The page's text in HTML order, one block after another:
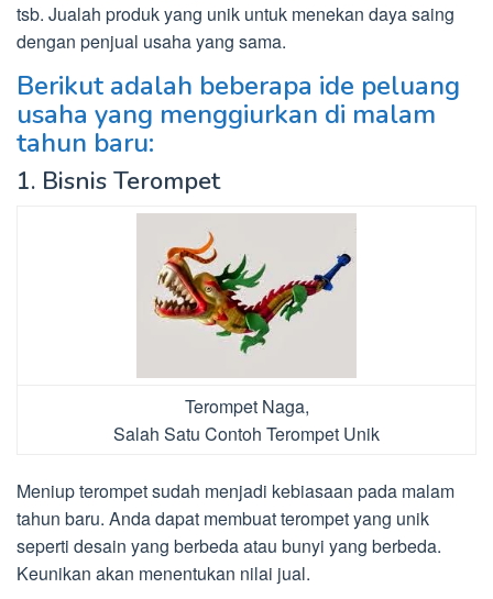
tsb. Jualah produk yang unik untuk menekan daya saing
dengan penjual usaha yang sama.
Berikut adalah beberapa ide peluang
usaha yang menggiurkan di malam
tahun baru:
1. Bisnis Terompet
Terompet Naga,
Salah Satu Contoh Terompet Unik
Meniup terompet sudah menjadi kebiasaan pada malam
tahun baru. Anda dapat membuat terompet yang unik
seperti desain yang berbeda atau bunyi yang berbeda.
Keunikan akan menentukan nilai jual.